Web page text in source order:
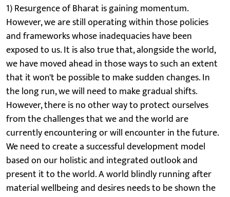
1) Resurgence of Bharat is gaining momentum.
However, we are still operating within those policies
and frameworks whose inadequacies have been
exposed to us. It is also true that, alongside the world,
we have moved ahead in those ways to such an extent
that it won't be possible to make sudden changes. In
the long run, we will need to make gradual shifts.
However, there is no other way to protect ourselves
from the challenges that we and the world are
currently encountering or will encounter in the future.
We need to create a successful development model
based on our holistic and integrated outlook and
present it to the world. A world blindly running after
material wellbeing and desires needs to be shown the